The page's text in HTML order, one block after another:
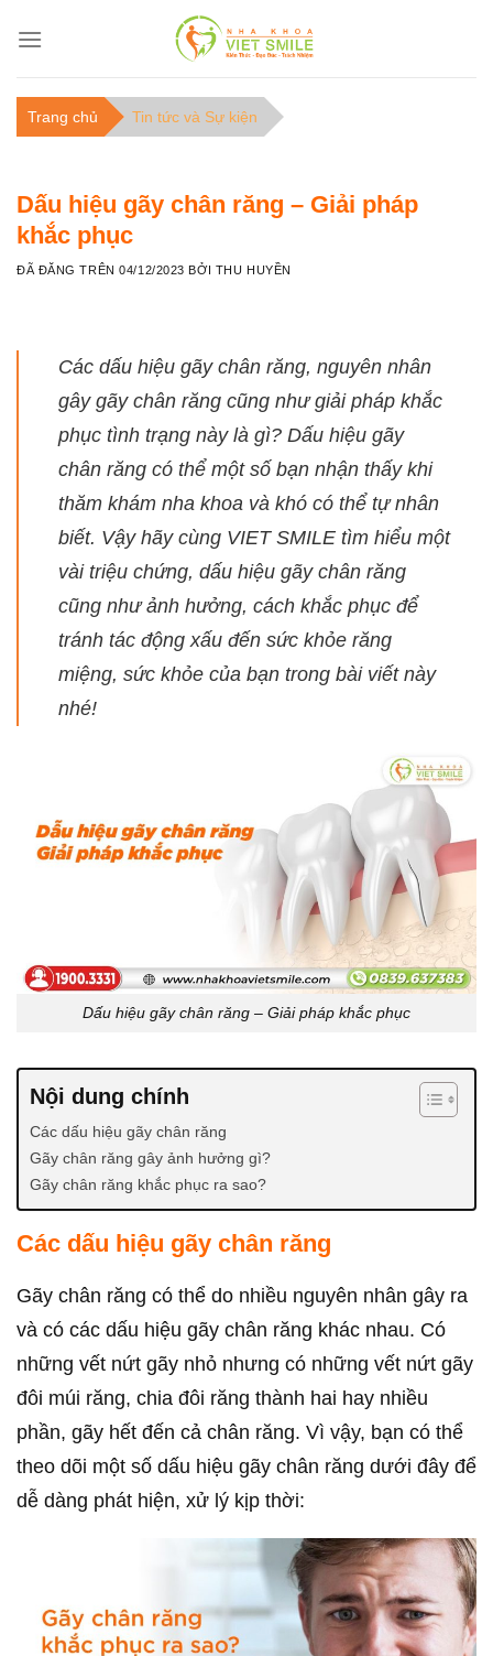
Trang chủ Tin tức và Sự kiện
Dấu hiệu gãy chân răng – Giải pháp
khắc phục
ĐÃ ĐĂNG TRÊN04/12/2023 BỞI THU HUYỀN
Các dấu hiệu gãy chân răng, nguyên nhân
gây gãy chân răng cũng như giải pháp khắc
phục tình trạng này là gì? Dấu hiệu gãy
chân răng có thể một số bạn nhận thấy khi
thăm khám nha khoa và khó có thể tự nhân
biết. Vậy hãy cùng VIET SMILE tìm hiểu một
vài triệu chứng, dấu hiệu gãy chân răng
cũng như ảnh hưởng, cách khắc phục để
tránh tác động xấu đến sức khỏe răng
miệng, sức khỏe của bạn trong bài viết này
nhé!
Dấu hiệu gãy chân răng – Giải pháp khắc phục
Nội dung chính
Các dấu hiệu gãy chân răng
Gãy chân răng gây ảnh hưởng gì?
Gãy chân răng khắc phục ra sao?
Các dấu hiệu gãy chân răng
Gãy chân răng có thể do nhiều nguyên nhân gây ra
và có các dấu hiệu gãy chân răng khác nhau. Có
những vết nứt gãy nhỏ nhưng có những vết nứt gãy
đôi múi răng, chia đôi răng thành hai hay nhiều
phần, gãy hết đến cả chân răng. Vì vậy, bạn có thể
theo dõi một số dấu hiệu gãy chân răng dưới đây để
dễ dàng phát hiện, xử lý kịp thời: